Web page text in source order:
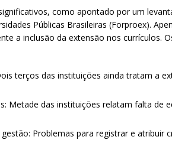
como apontado por um
Públicas Brasileiras (Forproex).
a inclusão da extensão nos currículos.
terços das instituições ainda tratam a
Metade das instituições relatam falta de
Problemas para registrar e atribuir